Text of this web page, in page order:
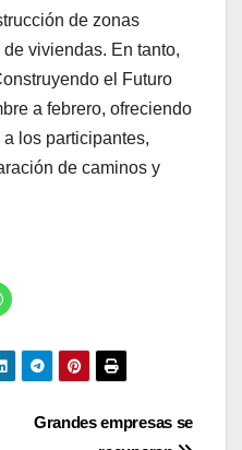
de zonas
viviendas. En tanto,
el Futuro
a febrero, ofreciendo
los participantes,
de caminos y
Grandes empresas se